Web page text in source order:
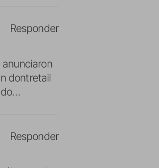
dontretail
Responder
Responder